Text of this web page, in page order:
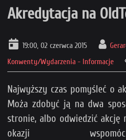
Akredytacja na
19:00, 02 czerwca 2015
Konwenty/Wydarzenia - Informacje
Najwyższy czas pomyśleć o
Moża zdobyć ją na dwa
stronie, albo odwiedzić akcję
okazji